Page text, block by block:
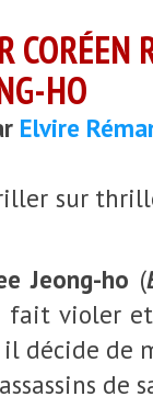
HO
Elvire
sur
Jeong-ho (
violer
décide de
de